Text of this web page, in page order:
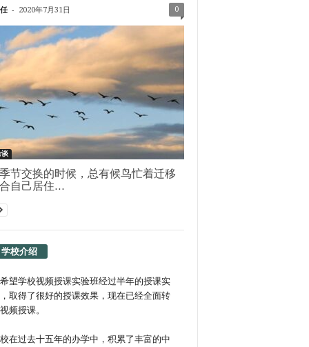
- 2020年7月31日 0
谈
节交换的时候，总有候鸟忙着迁移
自己居住...
学校介绍
望学校视频授课实验班经过半年的授课实
取得了很好的授课效果，现在已经全面转
频授课。
在过去十五年的办学中，积累了丰富的中